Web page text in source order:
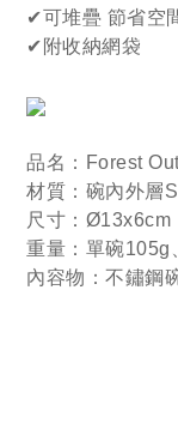
✔可堆疊 節省空
✔附收納網袋
品名：Forest
材質：碗內外層
尺寸：Ø13x6cm
重量：單碗105g
內容物：不鏽鋼